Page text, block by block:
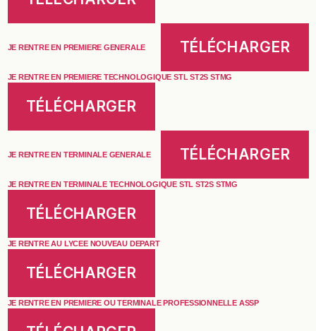
JE RENTRE EN PREMIERE GENERALE TÉLÉCHARGER
JE RENTRE EN PREMIERE TECHNOLOGIQUE STL ST2S STMG
TÉLÉCHARGER
JE RENTRE EN TERMINALE GENERALE TÉLÉCHARGER
JE RENTRE EN TERMINALE TECHNOLOGIQUE STL ST2S STMG
TÉLÉCHARGER
JE RENTRE AU LYCEE NOUVEAU DEPART
TÉLÉCHARGER
JE RENTRE EN PREMIERE OU TERMINALE PROFESSIONNELLE ASSP